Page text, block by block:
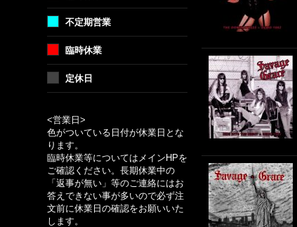
不定期営業
臨時休業
定休日
<営業日>
色がついている日付が休業日とな
ります。
臨時休業等についてはメインHPを
ご確認ください。長期休業中の
「返事が無い」等のご連絡にはお
答えできない事が多いので必ず注
文前に休業日の確認をお願いいた
します。